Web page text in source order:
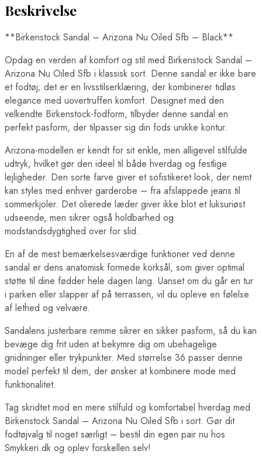
Beskrivelse
**Birkenstock Sandal – Arizona Nu Oiled Sfb – Black**
Opdag en verden af komfort og stil med Birkenstock Sandal –
Arizona Nu Oiled Sfb i klassisk sort. Denne sandal er ikke bare
et fodtøj; det er en livsstilserklæring, der kombinerer tidløs
elegance med uovertruffen komfort. Designet med den
velkendte Birkenstock-fodform, tilbyder denne sandal en
perfekt pasform, der tilpasser sig din fods unikke kontur.
Arizona-modellen er kendt for sit enkle, men alligevel stilfulde
udtryk, hvilket gør den ideel til både hverdag og festlige
lejligheder. Den sorte farve giver et sofistikeret look, der nemt
kan styles med enhver garderobe – fra afslappede jeans til
sommerkjoler. Det olierede læder giver ikke blot et luksuriøst
udseende, men sikrer også holdbarhed og
modstandsdygtighed over for slid.
En af de mest bemærkelsesværdige funktioner ved denne
sandal er dens anatomisk formede korksål, som giver optimal
støtte til dine fødder hele dagen lang. Uanset om du går en tur
i parken eller slapper af på terrassen, vil du opleve en følelse
af lethed og velvære.
Sandalens justerbare remme sikrer en sikker pasform, så du kan
bevæge dig frit uden at bekymre dig om ubehagelige
gnidninger eller trykpunkter. Med størrelse 36 passer denne
model perfekt til dem, der ønsker at kombinere mode med
funktionalitet.
Tag skridtet mod en mere stilfuld og komfortabel hverdag med
Birkenstock Sandal – Arizona Nu Oiled Sfb i sort. Gør dit
fodtøjvalg til noget særligt – bestil din egen pair nu hos
Smykkeri.dk og oplev forskellen selv!